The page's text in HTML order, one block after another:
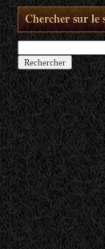
Chercher sur le
Rechercher :